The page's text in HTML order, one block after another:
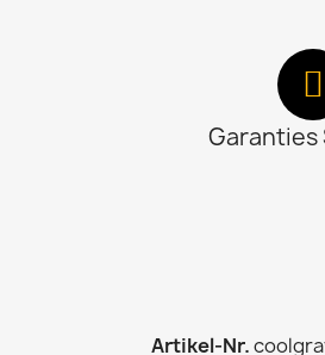
Garanties
Artikel-Nr.